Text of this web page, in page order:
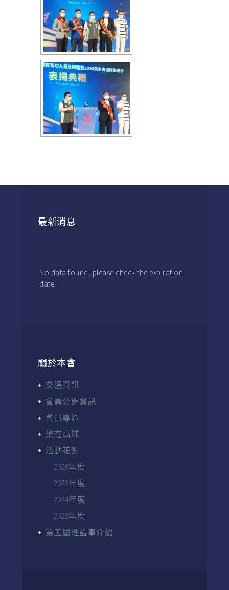
最新消息
No data found, please check the expiration
date.
關於本會
交通資訊
會員公開資訊
會員專區
樂在高球
活動花絮
2026年度
2023年度
2024年度
2025年度
第五屆理監事介紹